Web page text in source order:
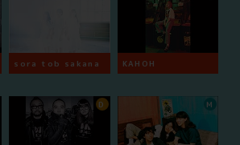
sora tob sakana KAHOH
D M